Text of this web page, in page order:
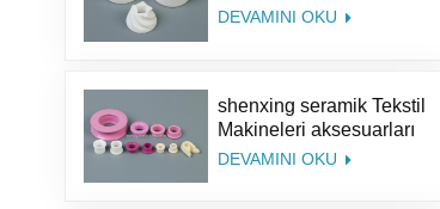
Karabiber Parçaları
DEVAMINI OKU
shenxing seramik Tekstil
Makineleri aksesuarları
%95 seramik parça
DEVAMINI OKU